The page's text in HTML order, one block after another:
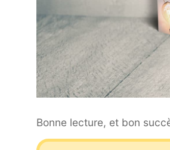
Bonne lecture, et bon